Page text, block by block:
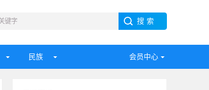
民族 会员中心